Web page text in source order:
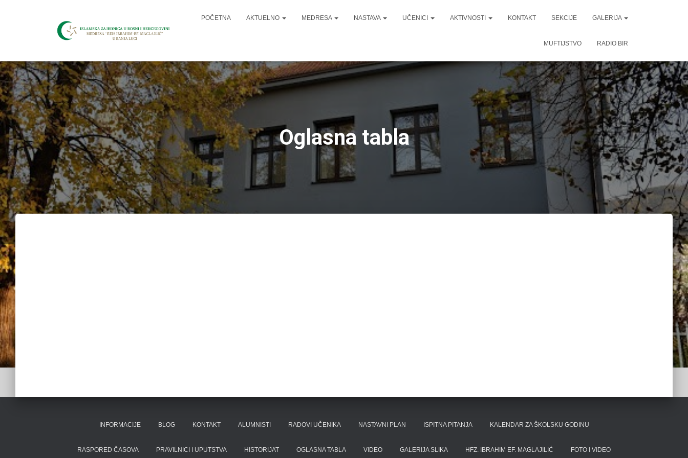
POČETNA AKTUELNO MEDRESA NASTAVA UČENICI AKTIVNOSTI KONTAKT SEKCIJE GALERIJA
MUFTIJSTVO RADIO BIR
Oglasna tabla
INFORMACIJE BLOG KONTAKT ALUMNISTI RADOVI UČENIKA NASTAVNI PLAN ISPITNA PITANJA KALENDAR ZA ŠKOLSKU GODINU
RASPORED ČASOVA PRAVILNICI I UPUTSTVA HISTORIJAT OGLASNA TABLA VIDEO GALERIJA SLIKA HFZ. IBRAHIM EF. MAGLAJILIĆ FOTO I VIDEO